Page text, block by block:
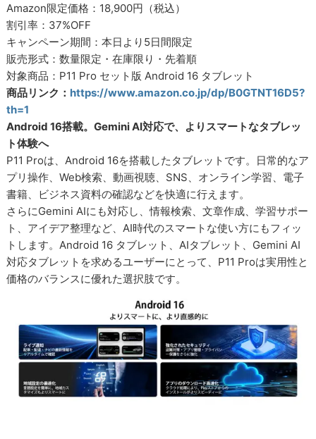
Amazon限定価格：18,900円（税込）
割引率：37%OFF
キャンペーン期間：本日より5日間限定
販売形式：数量限定・在庫限り・先着順
対象商品：P11 Pro セット版 Android 16 タブレット
商品リンク： https://www.amazon.co.jp/dp/B0GTNT16D5?
th=1
Android 16搭載。Gemini AI対応で、よりスマートなタブレッ
ト体験へ
P11 Proは、Android 16を搭載したタブレットです。日常的なア
プリ操作、Web検索、動画視聴、SNS、オンライン学習、電子
書籍、ビジネス資料の確認などを快適に行えます。
さらにGemini AIにも対応し、情報検索、文章作成、学習サポー
ト、アイデア整理など、AI時代のスマートな使い方にもフィッ
トします。Android 16 タブレット、AIタブレット、Gemini AI
対応タブレットを求めるユーザーにとって、P11 Proは実用性と
価格のバランスに優れた選択肢です。